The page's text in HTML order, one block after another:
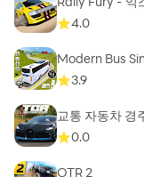
4.0
Modern Bus
3.9
교통 자동차 경
0.0
OTR 2